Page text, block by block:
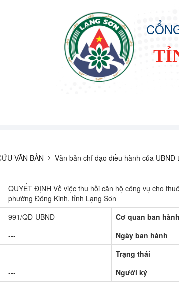
VĂN BẢN Văn bản chỉ đạo điều hành của UBND
QUYẾT ĐỊNH Về việc thu hồi căn hộ công vụ cho
phường Đông Kinh, tỉnh Lạng Sơn
991/QĐ-UBND Cơ quan ban hành
--- Ngày ban hành
--- Trạng thái
--- Người ký
---